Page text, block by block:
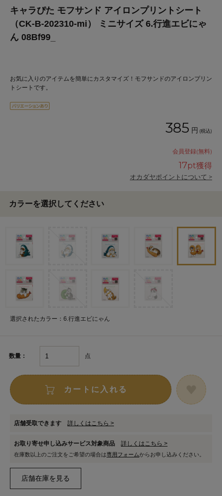
キャラぴた モフサンド アイロンプリントシート
（CK-B-202310-mi） ミニサイズ 6.行進エビにゃ
ん 08Bf99_
お気に入りのアイテムを簡単にカスタマイズ！モフサンドのアイロンプリン
トシートです。
385 円 (税込)
会員登録(無料)
17pt獲得
オカダヤポイントについて >
カラーを選択してください
選択されたカラー：6.行進エビにゃん
数量： 点
カートに入れる
店舗受取できます 詳しくはこちら >
お取り寄せ申し込みサービス対象商品 詳しくはこちら >
在庫数以上のご注文をご希望の場合は専用フォームからお申し込みください。